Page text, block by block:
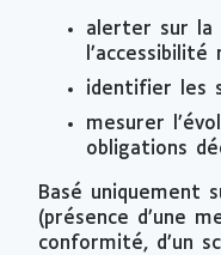
alerter sur la
l’accessibilité
identifier les
mesurer
obligations
Basé uniquement
(présence d’une
conformité, d’un